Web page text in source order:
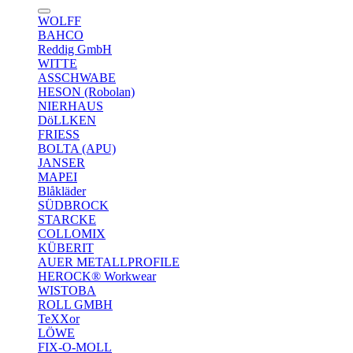
WOLFF
BAHCO
Reddig GmbH
WITTE
ASSCHWABE
HESON (Robolan)
NIERHAUS
DöLLKEN
FRIESS
BOLTA (APU)
JANSER
MAPEI
Blåkläder
SÜDBROCK
STARCKE
COLLOMIX
KÜBERIT
AUER METALLPROFILE
HEROCK® Workwear
WISTOBA
ROLL GMBH
TeXXor
LÖWE
FIX-O-MOLL